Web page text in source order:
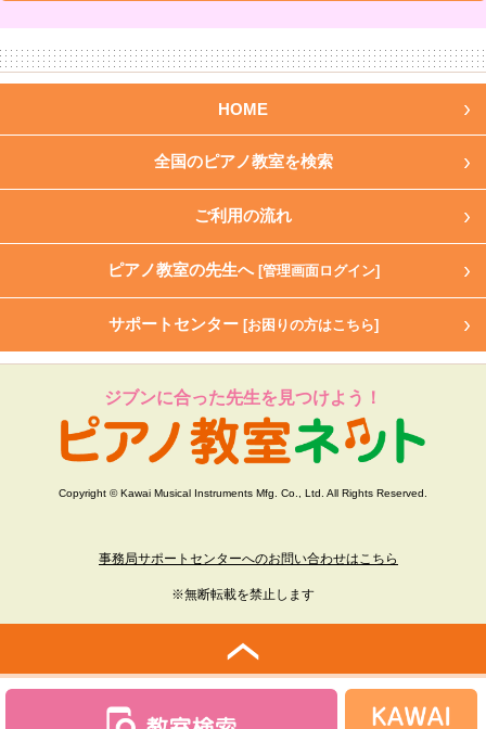
HOME
全国のピアノ教室を検索
ご利用の流れ
ピアノ教室の先生へ [管理画面ログイン]
サポートセンター [お困りの方はこちら]
ジブンに合った先生を見つけよう！
Copyright © Kawai Musical Instruments Mfg. Co., Ltd. All Rights Reserved.
事務局サポートセンターへのお問い合わせはこちら
※無断転載を禁止します